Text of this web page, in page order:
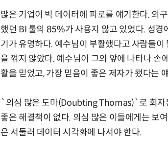
많은 기업이 빅 데이터에 피로를 얘기한다. 의
했던 BI 툴의 85%가 사용지 않고 있었다. 성경
기가 유명하다. 예수님이 부활했다고 사람들
을 꺾지 않았다. 예수님이 그의 앞에 나타나 손
활을 믿었고, 가장 믿음이 좋은 제자가 됐다는
`의심 많은 도마(Doubting Thomas)`로 회자
좋은 해결책이 없다. 의심 많은 이들에게는 보
은 서둘러 데이터 시각화에 나서야 한다.